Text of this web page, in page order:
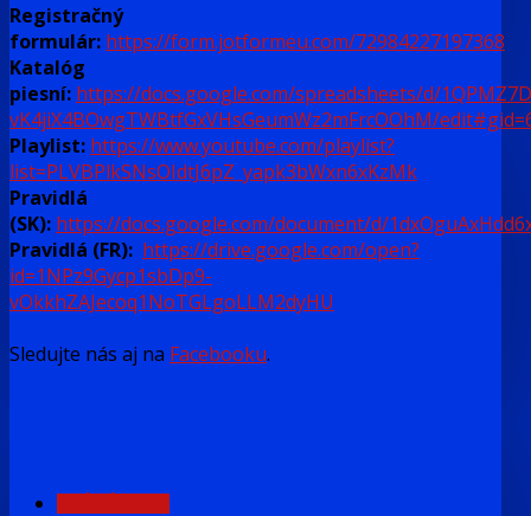
Registračný
formulár: https://form.jotformeu.com/72984227197368
Katalóg
piesní: https://docs.google.com/spreadsheets/d/
vK4jiX4BOwgTWBtfGxVHsGeumWz2mFrcOOhM/
Playlist: https://www.youtube.com/playlist?
list=PLVBPlkSNsOIdtJ6pZ_yapk3bWxn6xKzMk
Pravidlá
(SK): https://docs.google.com/document/d/
Pravidlá (FR): https://drive.google.com/open?
id=1NPz9Gycp1sbDp9-
vOkkhZAJecoq1NoTGLgoLLM2dyHU
Sledujte nás aj na Facebooku.